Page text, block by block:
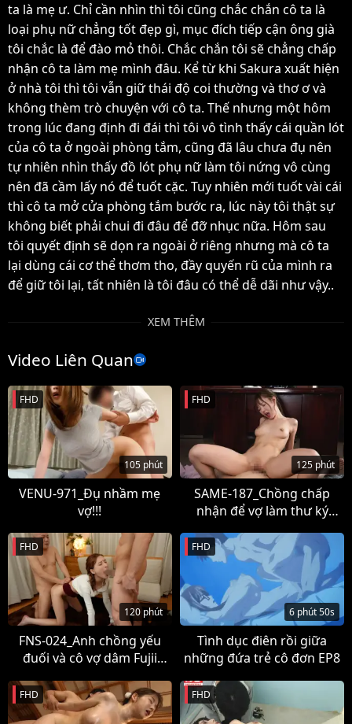
ta là mẹ ư. Chỉ cần nhìn thì tôi cũng chắc chắn cô ta là
loại phụ nữ chẳng tốt đẹp gì, mục đích tiếp cận ông già
tôi chắc là để đào mỏ thôi. Chắc chắn tôi sẽ chẳng chấp
nhận cô ta làm mẹ mình đâu. Kể từ khi Sakura xuất hiện
ở nhà tôi thì tôi vẫn giữ thái độ coi thường và thơ ơ và
không thèm trò chuyện với cô ta. Thế nhưng một hôm
trong lúc đang định đi đái thì tôi vô tình thấy cái quần lót
của cô ta ở ngoài phòng tắm, cũng đã lâu chưa đụ nên
tự nhiên nhìn thấy đồ lót phụ nữ làm tôi nứng vô cùng
nên đã cầm lấy nó để tuốt cặc. Tuy nhiên mới tuốt vài cái
thì cô ta mở cửa phòng tắm bước ra, lúc này tôi thật sự
không biết phải chui đi đâu để đỡ nhục nữa. Hôm sau
tôi quyết định sẽ dọn ra ngoài ở riêng nhưng mà cô ta
lại dùng cái cơ thể thơm tho, đầy quyến rũ của mình ra
để giữ tôi lại, tất nhiên là tôi đâu có thể dễ dãi như vậy..
Nhật Bản Sakura Kurumi VietSub
XEM THÊM
Video Liên Quan
FHD
105 phút
VENU-971_Đụ nhầm mẹ
vợ!!!
FHD
125 phút
SAME-187_Chồng chấp
nhận để vợ làm thư ký
FHD
120 phút
FNS-024_Anh chồng yếu
đuối và cô vợ dâm Fujii
FHD
6 phút 50s
Tình dục điên rồi giữa
những đứa trẻ cô đơn EP8
FHD FHD